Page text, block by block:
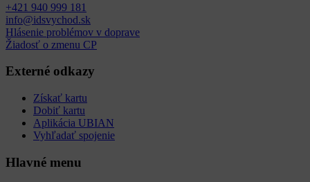
+421 940 999 181
info@idsvychod.sk
Hlásenie problémov v doprave
Žiadosť o zmenu CP
Externé odkazy
Získať kartu
Dobiť kartu
Aplikácia UBIAN
Vyhľadať spojenie
Hlavné menu